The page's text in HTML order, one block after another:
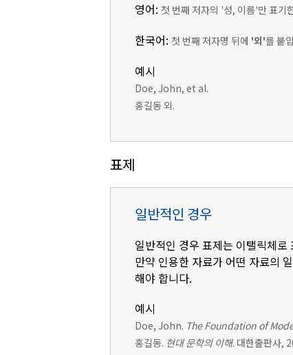
영어: 첫 번째 저자의 '성, 이름'만 표기
한국어: 첫 번째 저자명 뒤에 '외'를 붙
예시
Doe, John, et al.
홍길동 외.
표제
일반적인 경우
일반적인 경우 표제는 이탤릭체로
만약 인용한 자료가 어떤 자료의
해야 합니다.
예시
Doe, John. The Foundation of
홍길동. 현대 문학의 이해. 대한출판사,